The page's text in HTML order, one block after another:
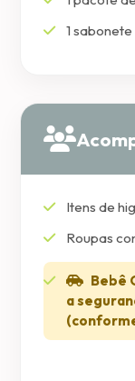
1
Itens de
Roupas
Bebê
a